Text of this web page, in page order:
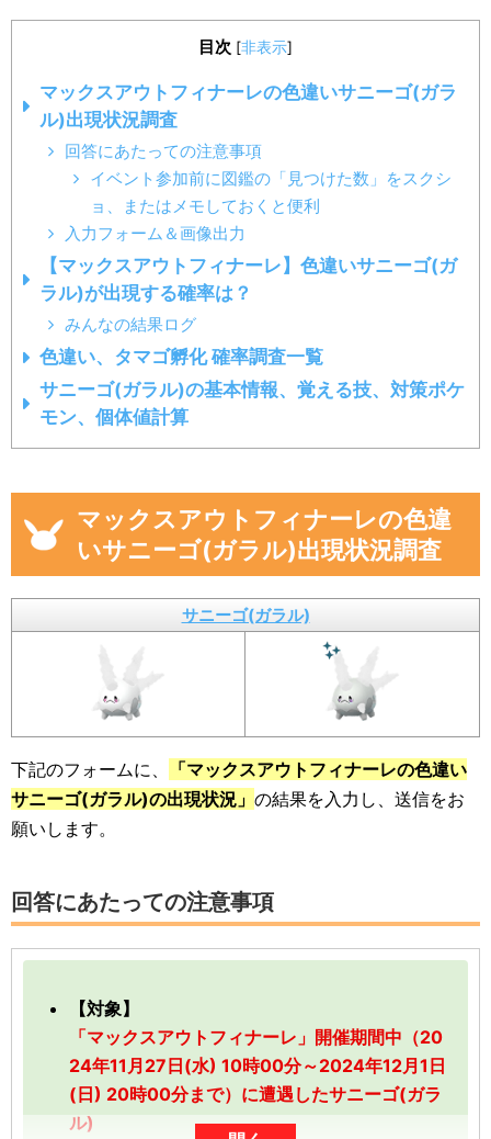
目次 [非表示]
マックスアウトフィナーレの色違いサニーゴ(ガラ
ル)出現状況調査
回答にあたっての注意事項
イベント参加前に図鑑の「見つけた数」をスクシ
ョ、またはメモしておくと便利
入力フォーム＆画像出力
【マックスアウトフィナーレ】色違いサニーゴ(ガ
ラル)が出現する確率は？
みんなの結果ログ
色違い、タマゴ孵化 確率調査一覧
サニーゴ(ガラル)の基本情報、覚える技、対策ポケ
モン、個体値計算
マックスアウトフィナーレの色違
いサニーゴ(ガラル)出現状況調査
サニーゴ(ガラル)
下記のフォームに、
「マックスアウトフィナーレの色違い
サニーゴ(ガラル)の出現状況」 の結果を入力し、送信をお
願いします。
回答にあたっての注意事項
【対象】
「マックスアウトフィナーレ」開催期間中（20
24年11月27日(水) 10時00分～2024年12月1日
(日) 20時00分まで）に遭遇したサニーゴ(ガラ
ル)